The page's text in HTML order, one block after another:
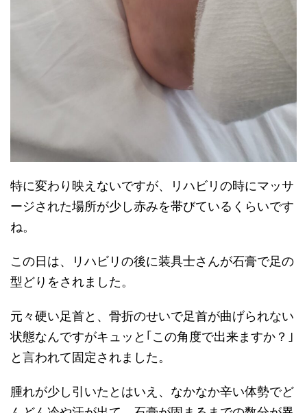
特に変わり映えないですが、リハビリの時にマッサ
ージされた場所が少し赤みを帯びているくらいです
ね。
この日は、リハビリの後に装具士さんが石膏で足の
型どりをされました。
元々硬い足首と、骨折のせいで足首が曲げられない
状態なんですがキュッと｢この角度で出来ますか？｣
と言われて固定されました。
腫れが少し引いたとはいえ、なかなか辛い体勢でど